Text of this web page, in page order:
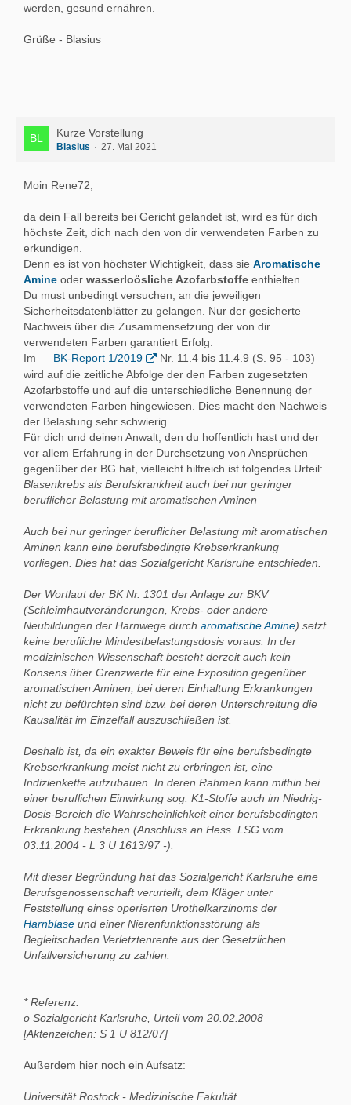
werden, gesund ernähren.
Grüße - Blasius
Kurze Vorstellung
Blasius 27. Mai 2021
Moin Rene72,
da dein Fall bereits bei Gericht gelandet ist, wird es für dich
höchste Zeit, dich nach den von dir verwendeten Farben zu
erkundigen.
Denn es ist von höchster Wichtigkeit, dass sie Aromatische
Amine oder wasserloösliche Azofarbstoffe enthielten.
Du must unbedingt versuchen, an die jeweiligen
Sicherheitsdatenblätter zu gelangen. Nur der gesicherte
Nachweis über die Zusammensetzung der von dir
verwendeten Farben garantiert Erfolg.
Im
BK-Report 1/2019
Nr. 11.4 bis 11.4.9 (S. 95 - 103)
wird auf die zeitliche Abfolge der den Farben zugesetzten
Azofarbstoffe und auf die unterschiedliche Benennung der
verwendeten Farben hingewiesen. Dies macht den Nachweis
der Belastung sehr schwierig.
Für dich und deinen Anwalt, den du hoffentlich hast und der
vor allem Erfahrung in der Durchsetzung von Ansprüchen
gegenüber der BG hat, vielleicht hilfreich ist folgendes Urteil:
Blasenkrebs als Berufskrankheit auch bei nur geringer
beruflicher Belastung mit aromatischen Aminen
Auch bei nur geringer beruflicher Belastung mit aromatischen
Aminen kann eine berufsbedingte Krebserkrankung
vorliegen. Dies hat das Sozialgericht Karlsruhe entschieden.
Der Wortlaut der BK Nr. 1301 der Anlage zur BKV
(Schleimhautveränderungen, Krebs- oder andere
Neubildungen der Harnwege durch aromatische Amine) setzt
keine berufliche Mindestbelastungsdosis voraus. In der
medizinischen Wissenschaft besteht derzeit auch kein
Konsens über Grenzwerte für eine Exposition gegenüber
aromatischen Aminen, bei deren Einhaltung Erkrankungen
nicht zu befürchten sind bzw. bei deren Unterschreitung die
Kausalität im Einzelfall auszuschließen ist.
Deshalb ist, da ein exakter Beweis für eine berufsbedingte
Krebserkrankung meist nicht zu erbringen ist, eine
Indizienkette aufzubauen. In deren Rahmen kann mithin bei
einer beruflichen Einwirkung sog. K1-Stoffe auch im Niedrig-
Dosis-Bereich die Wahrscheinlichkeit einer berufsbedingten
Erkrankung bestehen (Anschluss an Hess. LSG vom
03.11.2004 - L 3 U 1613/97 -).
Mit dieser Begründung hat das Sozialgericht Karlsruhe eine
Berufsgenossenschaft verurteilt, dem Kläger unter
Feststellung eines operierten Urothelkarzinoms der
Harnblase und einer Nierenfunktionsstörung als
Begleitschaden Verletztenrente aus der Gesetzlichen
Unfallversicherung zu zahlen.
* Referenz:
o Sozialgericht Karlsruhe, Urteil vom 20.02.2008
[Aktenzeichen: S 1 U 812/07]
Außerdem hier noch ein Aufsatz:
Universität Rostock - Medizinische Fakultät